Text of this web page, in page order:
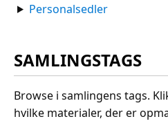
Personalsedler
SAMLINGSTAGS
Browse i samlingens tags.
hvilke materialer, der er